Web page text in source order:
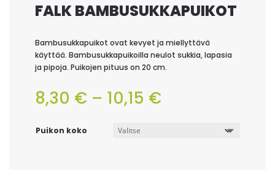
FALK BAMBUSUKKAPUIKOT
Bambusukkapuikot ovat kevyet ja miellyttävä
käyttää. Bambusukkapuikoilla neulot sukkia, lapasia
ja pipoja. Puikojen pituus on 20 cm.
8,30 € – 10,15 €Hintaluokka:
Puikon koko